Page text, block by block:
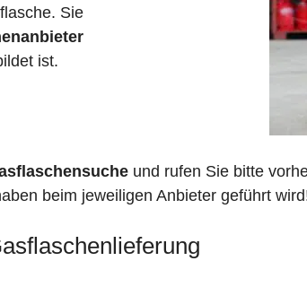
Sie
ist.
und rufen Sie bitte
beim jeweiligen Anbieter geführt